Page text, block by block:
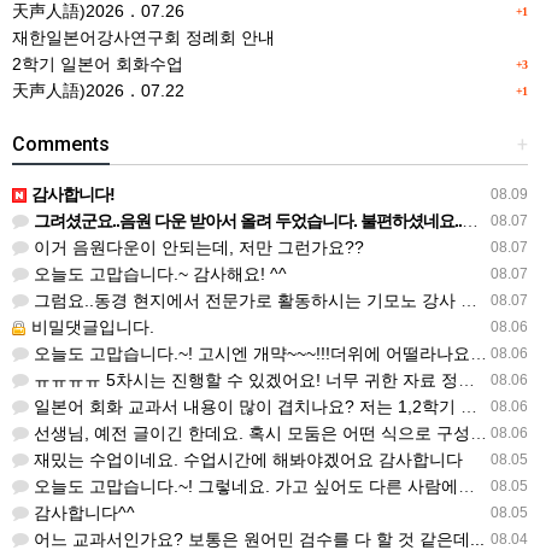
+1
天声人語)2026．07.26
재한일본어강사연구회 정례회 안내
+3
2학기 일본어 회화수업
+1
天声人語)2026．07.22
+
Comments
08.09
감사합니다!
08.07
그려셨군요..음원 다운 받아서 올려 두었습니다. 불편하셨네요..죄송합니다..
08.07
이거 음원다운이 안되는데, 저만 그런가요??
08.07
오늘도 고맙습니다.~ 감사해요! ^^
08.07
그럼요..동경 현지에서 전문가로 활동하시는 기모노 강사 이십니다.
08.06
비밀댓글입니다.
08.06
오늘도 고맙습니다.~! 고시엔 개먁~~~!!!더위에 어떨라나요...감사합니다. ^^
08.06
ㅠㅠㅠㅠ 5차시는 진행할 수 있겠어요! 너무 귀한 자료 정말 감사합니다!!!
08.06
일본어 회화 교과서 내용이 많이 겹치나요? 저는 1,2학기 출판사가 달라서인지, 회화 단어와 분량이 더 많다…
08.06
선생님, 예전 글이긴 한데요. 혹시 모둠은 어떤 식으로 구성하셨을까요? 진단평가를 보시고 모둠장(도우미학생)…
08.05
재밌는 수업이네요. 수업시간에 해봐야겠어요 감사합니다
08.05
오늘도 고맙습니다.~! 그렇네요. 가고 싶어도 다른 사람에게 민폐는 안되는 것... 감사해요. ^^
08.05
감사합니다^^
08.04
어느 교과서인가요? 보통은 원어민 검수를 다 할 것 같은데...